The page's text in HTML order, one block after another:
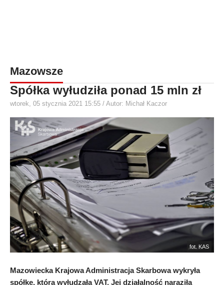
Mazowsze
Spółka wyłudziła ponad 15 mln zł
wtorek, 05 stycznia 2021 15:55 / Autor: Michał Kaczor
fot. KAS
Mazowiecka Krajowa Administracja Skarbowa wykryła
spółkę, która wyłudzała VAT. Jej działalność naraziła